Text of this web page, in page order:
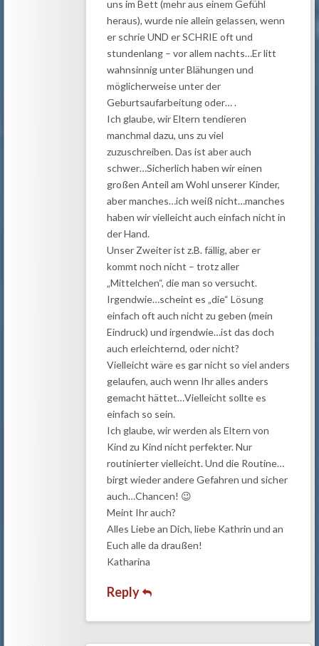
uns im Bett (mehr aus einem Gefühl
heraus), wurde nie allein gelassen, wenn
er schrie UND er SCHRIE oft und
stundenlang – vor allem nachts…Er litt
wahnsinnig unter Blähungen und
möglicherweise unter der
Geburtsaufarbeitung oder… .
Ich glaube, wir Eltern tendieren
manchmal dazu, uns zu viel
zuzuschreiben. Das ist aber auch
schwer…Sicherlich haben wir einen
großen Anteil am Wohl unserer Kinder,
aber manches…ich weiß nicht…manches
haben wir vielleicht auch einfach nicht in
der Hand.
Unser Zweiter ist z.B. fällig, aber er
kommt noch nicht – trotz aller
„Mittelchen“, die man so versucht.
Irgendwie…scheint es „die“ Lösung
einfach oft auch nicht zu geben (mein
Eindruck) und irgendwie…ist das doch
auch erleichternd, oder nicht?
Vielleicht wäre es gar nicht so viel anders
gelaufen, auch wenn Ihr alles anders
gemacht hättet…Vielleicht sollte es
einfach so sein.
Ich glaube, wir werden als Eltern von
Kind zu Kind nicht perfekter. Nur
routinierter vielleicht. Und die Routine…
birgt wieder andere Gefahren und sicher
auch…Chancen! 😉
Meint Ihr auch?
Alles Liebe an Dich, liebe Kathrin und an
Euch alle da draußen!
Katharina
Reply